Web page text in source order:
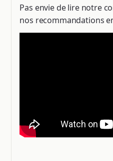
Pas envie de lire notre
nos recommandations